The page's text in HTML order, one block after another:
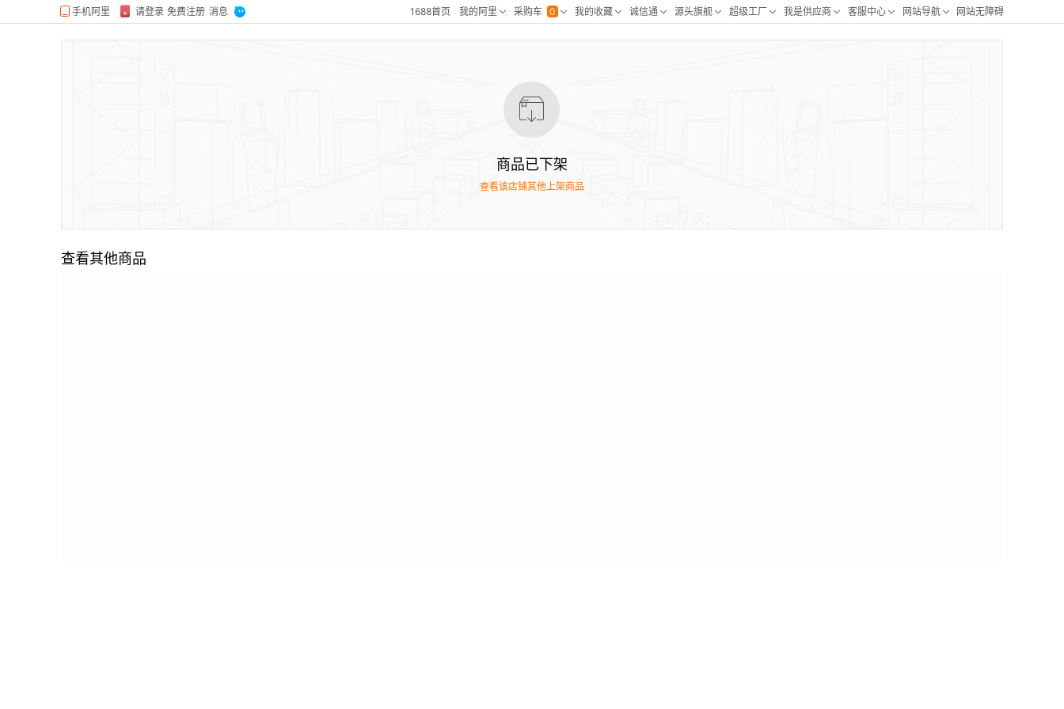
商品已下架
查看该店铺其他上架商品
查看其他商品